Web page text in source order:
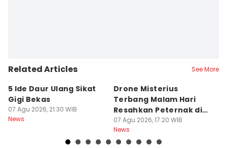
Related Articles See More
5 Ide Daur Ulang Sikat
Gigi Bekas
07 Agu 2026, 21:30 WIB
News
Drone Misterius
Terbang Malam Hari
Resahkan Peternak di
Marga Tabanan
07 Agu 2026, 17:20 WIB
News